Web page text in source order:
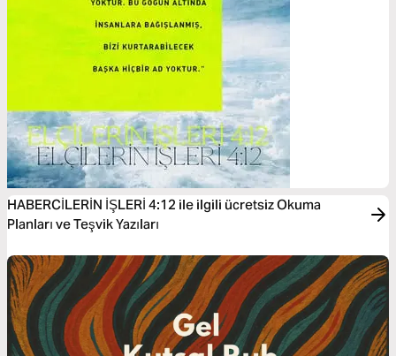
HABERCİLERİN İŞLERİ 4:12 ile ilgili ücretsiz Okuma
Planları ve Teşvik Yazıları